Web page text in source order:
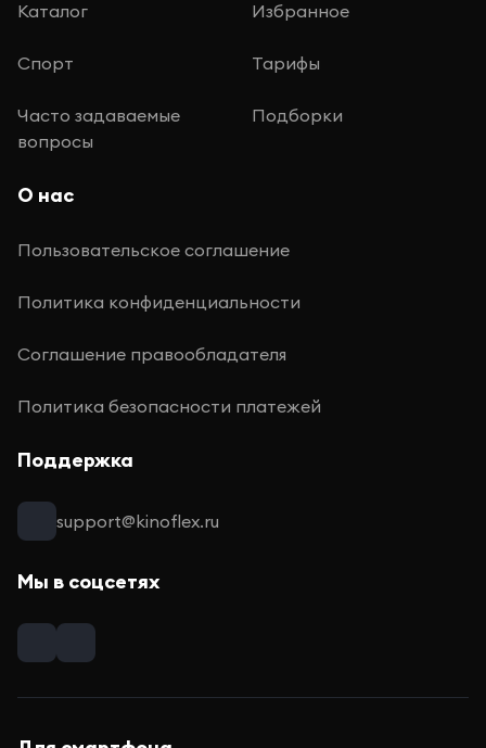
Каталог Избранное
Спорт Тарифы
Часто задаваемые
вопросы
Подборки
О нас
Пользовательское соглашение
Политика конфиденциальности
Соглашение правообладателя
Политика безопасности платежей
Поддержка
support@kinoflex.ru
Мы в соцсетях